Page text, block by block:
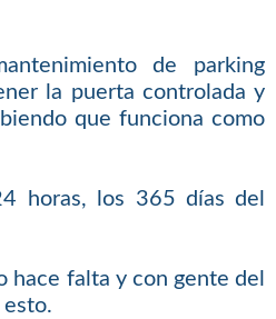
de parking
la puerta controlada y
que funciona como
horas, los 365 días del
hace falta y con gente del